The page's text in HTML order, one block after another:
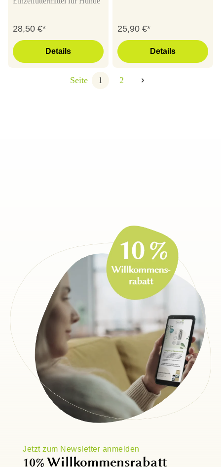
28,50 €*
Details
25,90 €*
Details
Seite 1 2
Jetzt zum Newsletter anmelden
10% Willkommensrabatt